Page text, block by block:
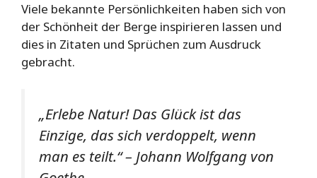
Viele bekannte Persönlichkeiten haben sich von
der Schönheit der Berge inspirieren lassen und
dies in Zitaten und Sprüchen zum Ausdruck
gebracht.
„Erlebe Natur! Das Glück ist das
Einzige, das sich verdoppelt, wenn
man es teilt.“ – Johann Wolfgang von